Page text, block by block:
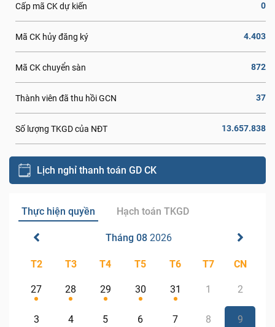
Cấp mã CK dự kiến 0
Mã CK hủy đăng ký 4.403
Mã CK chuyển sàn 872
Thành viên đã thu hồi GCN 37
Số lượng TKGD của NĐT 13.657.838
Lịch nghỉ thanh toán GD CK
Thực hiện quyền Hạch toán TKGD
Tháng 08 2026
T2 T3 T4 T5 T6 T7 CN
27 28 29 30 31 1 2
3 4 5 6 7 8 9